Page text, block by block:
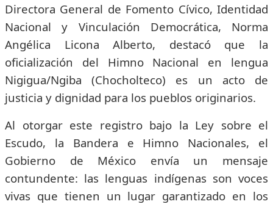
Directora General de Fomento Cívico, Identidad
Nacional y Vinculación Democrática, Norma
Angélica Licona Alberto, destacó que la
oficialización del Himno Nacional en lengua
Nigigua/Ngiba (Chocholteco) es un acto de
justicia y dignidad para los pueblos originarios.
Al otorgar este registro bajo la Ley sobre el
Escudo, la Bandera e Himno Nacionales, el
Gobierno de México envía un mensaje
contundente: las lenguas indígenas son voces
vivas que tienen un lugar garantizado en los